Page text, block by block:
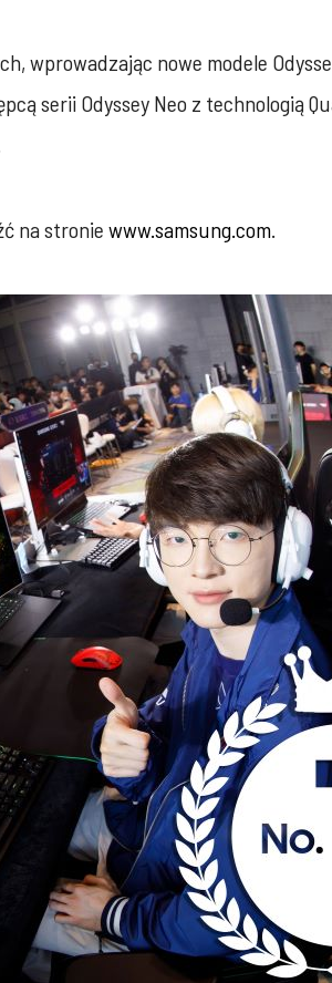
wprowadzając nowe modele
serii Odyssey Neo z technologią
na stronie www.samsung.com.